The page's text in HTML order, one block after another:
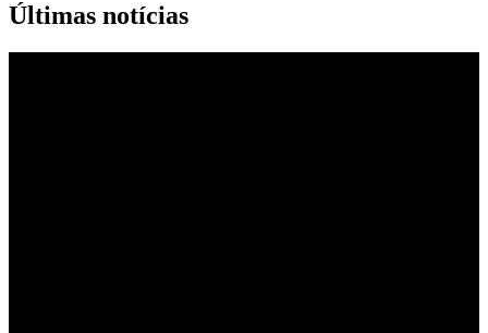
Últimas notícias